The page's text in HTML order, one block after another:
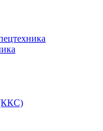
(ККС)